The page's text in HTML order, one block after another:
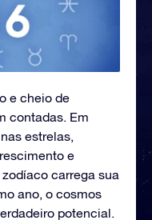
e cheio de
contadas. Em
estrelas,
e
carrega sua
ano, o cosmos
potencial.